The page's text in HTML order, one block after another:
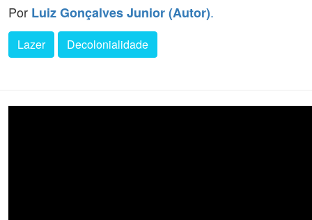
Por Luiz Gonçalves Junior (Autor).
Lazer Decolonialidade